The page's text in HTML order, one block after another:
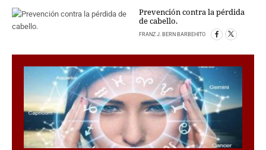
PERSONAJES
HEMEROTECA
SERVICIOS
OFERTAS
CLUB PD
Prevención contra la pérdida
de cabello.
FRANZ J. BERN BARBEHITO